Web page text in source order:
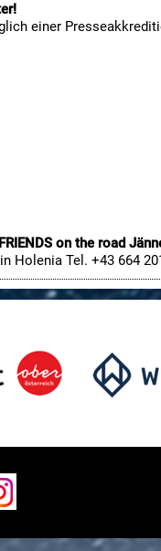
einer
on the road
Holenia Tel. +43 664